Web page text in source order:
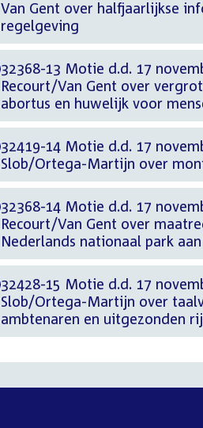
Van Gent over halfjaarlijkse
regelgeving
32368-13 Motie d.d. 17
Recourt/Van Gent over
abortus en huwelijk voor
32419-14 Motie d.d. 17
Slob/Ortega-Martijn over
32368-14 Motie d.d. 17
Recourt/Van Gent over
Nederlands nationaal park
32428-15 Motie d.d. 17
Slob/Ortega-Martijn over
ambtenaren en uitgezonden